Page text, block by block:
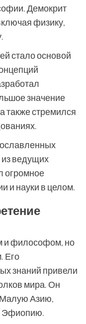
Демокрит
физику,
стало основой
значение
также стремился
из ведущих
огромное
и науки в целом.
и философом, но
Его
знаний привели
мира. Он
Малую Азию,
Эфиопию.